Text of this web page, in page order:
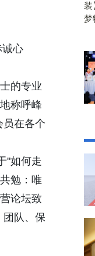
心
的专业
称呼峰
员在各个
"如何走
勉：唯
论坛致
团队、保